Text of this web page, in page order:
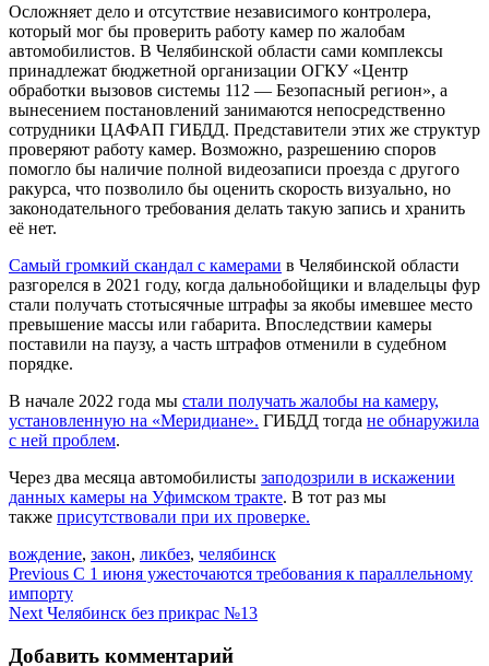
Осложняет дело и отсутствие независимого контролера,
который мог бы проверить работу камер по жалобам
автомобилистов. В Челябинской области сами комплексы
принадлежат бюджетной организации ОГКУ «Центр
обработки вызовов системы 112 — Безопасный регион», а
вынесением постановлений занимаются непосредственно
сотрудники ЦАФАП ГИБДД. Представители этих же структур
проверяют работу камер. Возможно, разрешению споров
помогло бы наличие полной видеозаписи проезда с другого
ракурса, что позволило бы оценить скорость визуально, но
законодательного требования делать такую запись и хранить
её нет.
Самый громкий скандал с камерами в Челябинской области
разгорелся в 2021 году, когда дальнобойщики и владельцы фур
стали получать стотысячные штрафы за якобы имевшее место
превышение массы или габарита. Впоследствии камеры
поставили на паузу, а часть штрафов отменили в судебном
порядке.
В начале 2022 года мы стали получать жалобы на камеру,
установленную на «Меридиане». ГИБДД тогда не обнаружила
с ней проблем.
Через два месяца автомобилисты заподозрили в искажении
данных камеры на Уфимском тракте. В тот раз мы
также присутствовали при их проверке.
вождение, закон, ликбез, челябинск
Навигация
по
Previous С 1 июня ужесточаются требования к параллельному
импорту
Next Челябинск без прикрас №13
Добавить комментарий